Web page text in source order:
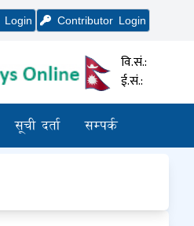
Login Contributor Login
वि.सं.:
ई.सं.:
सूची दर्ता सम्पर्क